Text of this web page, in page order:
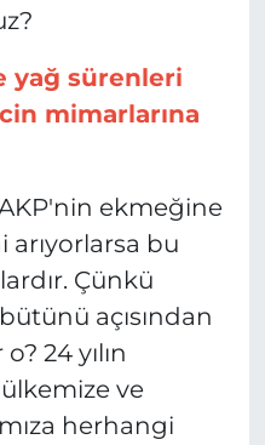
yağ sürenleri
mimarlarına
ekmeğine
bu
Çünkü
açısından
24 yılın
ve
herhangi